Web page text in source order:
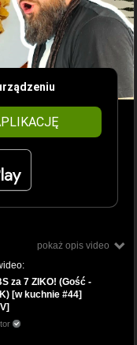
pokaż opis video
za 7 ZIKO! (Gość -
[w kuchnie #44]